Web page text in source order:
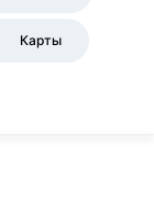
Карты